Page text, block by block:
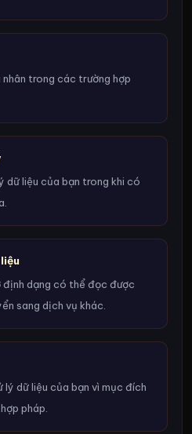
nhân trong các trường hợp
dữ liệu của bạn trong khi có
định dạng có thể đọc được
sang dịch vụ khác.
lý dữ liệu của bạn vì mục đích
pháp.